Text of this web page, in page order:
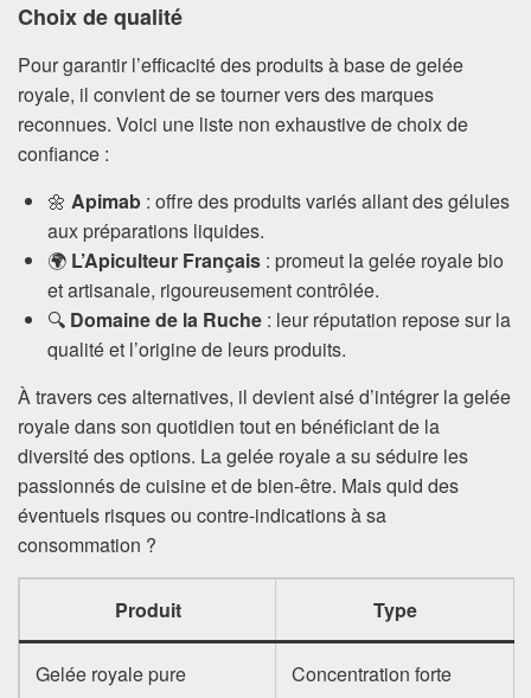
Choix de qualité
Pour garantir l’efficacité des produits à base de gelée
royale, il convient de se tourner vers des marques
reconnues. Voici une liste non exhaustive de choix de
confiance :
🌼 Apimab : offre des produits variés allant des gélules
aux préparations liquides.
🌍 L’Apiculteur Français : promeut la gelée royale bio
et artisanale, rigoureusement contrôlée.
🔍 Domaine de la Ruche : leur réputation repose sur la
qualité et l’origine de leurs produits.
À travers ces alternatives, il devient aisé d’intégrer la gelée
royale dans son quotidien tout en bénéficiant de la
diversité des options. La gelée royale a su séduire les
passionnés de cuisine et de bien-être. Mais quid des
éventuels risques ou contre-indications à sa
consommation ?
Produit Type
Gelée royale pure Concentration forte